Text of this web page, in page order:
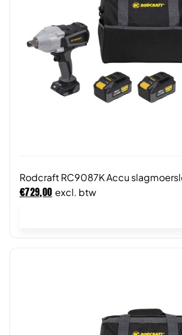
Rodcraft RC9087K Accu
€729,00 excl. btw